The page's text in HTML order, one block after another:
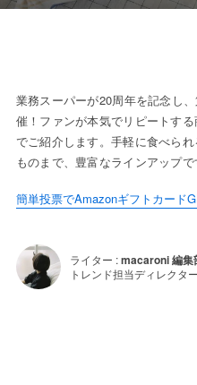
業務スーパーが20周年を記念し
催！ファンが本気でリピートす
でご紹介します。手軽に食べら
ものまで、豊富なラインアップ
簡単投票でAmazonギフトカード
ライター :macaroni 編
トレンド担当ディレクター